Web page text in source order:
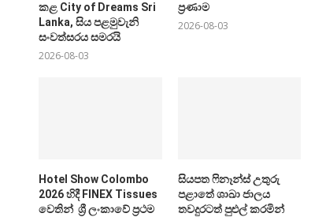
කළ City of Dreams Sri
Lanka, සිය පළමුවැනි
සංවත්සරය සමරයි
2026-08-03
ප්‍රණාම
2026-08-03
Hotel Show Colombo
2026 හිදී FINEX Tissues
වෙතින් ශ්‍රී ලංකාවේ ප්‍රථම
සියපත ෆිනෑන්ස් උතුරු
පළාතේ ශාඛා ජාලය
තවදුරටත් පුළුල් කරමින්